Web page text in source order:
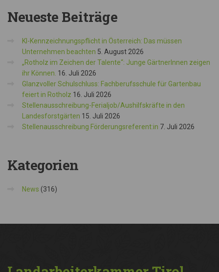
Neueste Beiträge
KI-Kennzeichnungspflicht in Österreich: Das müssen
Unternehmen beachten 5. August 2026
„Rotholz im Zeichen der Talente“: Junge GärtnerInnen zeigen
ihr Können. 16. Juli 2026
Glanzvoller Schulschluss: Fachberufsschule für Gartenbau
feiert in Rotholz 16. Juli 2026
Stellenausschreibung-Ferialjob/Aushilfskräfte in den
Landesforstgärten 15. Juli 2026
Stellenausschreibung Förderungsreferent:in 7. Juli 2026
Kategorien
News (316)